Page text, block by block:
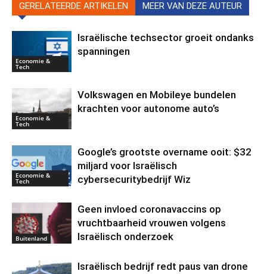
GERELATEERDE ARTIKELEN MEER VAN DEZE AUTEUR
Economie &
Tech
Israëlische techsector groeit ondanks
spanningen
Economie &
Tech
Volkswagen en Mobileye bundelen
krachten voor autonome auto’s
Economie &
Tech
Google’s grootste overname ooit: $32
miljard voor Israëlisch
cybersecuritybedrijf Wiz
Buitenland
Geen invloed coronavaccins op
vruchtbaarheid vrouwen volgens
Israëlisch onderzoek
Israëlisch bedrijf redt paus van drone